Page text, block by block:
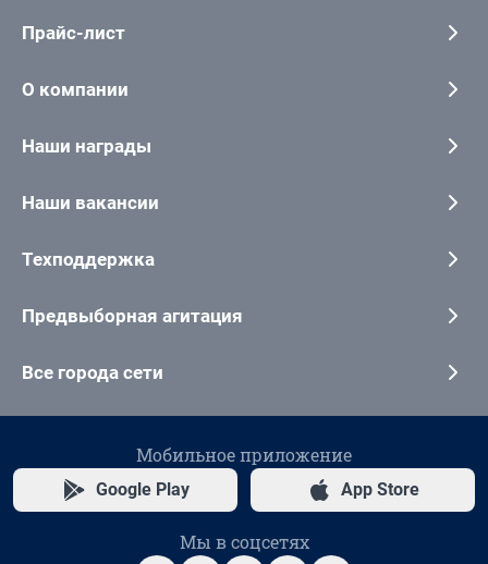
Прайс-лист
О компании
Наши награды
Наши вакансии
Техподдержка
Предвыборная агитация
Все города сети
Мобильное приложение
Google Play App Store
Мы в соцсетях